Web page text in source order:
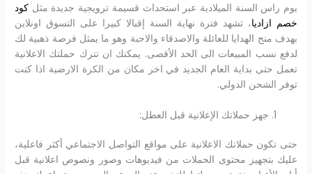
يوم راس السنة الميلادية عبر استحداث قسيمة ترويجية جديدة مثل كود
خصم ازاديا، تشهد فترة نهاية السنة إقبالا كبيرا على التسوق اونلاين
بهدف منح الهدايا للعائلة والاصدقاء والاحبة وهو ما يمثل فرصة ذهبية لك
لدفع نسب المبيعات الى الحد الأقصى. يمكنك ان تترك حملتك الاعلانية
تعمل حتى بداية العام الجديد في اخر مكان من الكرة الارضية اذا كنت
توفر الشحن الدولي.
جهز حملاتك الإعلانية قبل العطل:
حتى تكون حملاتك الاعلانية على مواقع التواصل الاجتماعي أكثر فاعلية،
عليك بتجهيز محتوى الحملات من فيديوهات وصور ونصوص اعلانية قبل